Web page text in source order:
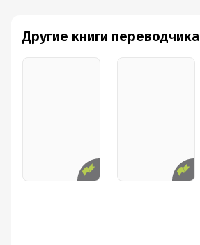
Другие книги переводчика